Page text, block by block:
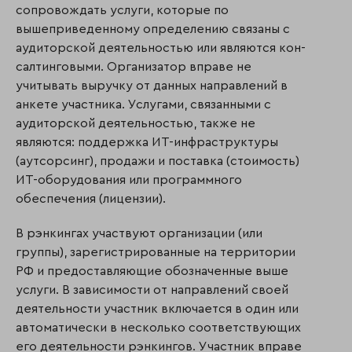
сопровождать услуги, которые по
вышеприведенному определению связаны с
аудиторской деятельностью или являются кон­
салтинговыми. Организатор вправе не
учитывать выручку от данных направлений в
анкете участника. Услугами, связанными с
аудиторской деятельностью, также не
являются: поддержка ИТ-инфраструктуры
(аутсорсинг), продажи и поставка (стоимость)
ИТ-оборудования или программного
обеспечения (лицензии).
В рэнкингах участвуют организации (или
группы), зарегистрированные на территории
РФ и предоставляющие обозначенные выше
услуги. В зависимости от направлений своей
деятельности участник включается в один или
автоматически в несколько соответствующих
его деятельности рэнкингов. Участник вправе